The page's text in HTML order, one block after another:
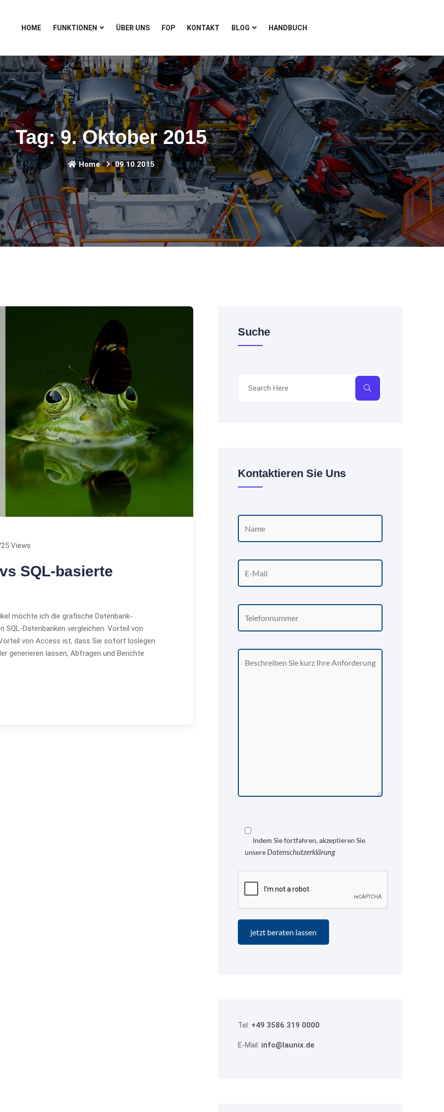
HOME FUNKTIONEN ÜBER UNS FOP KONTAKT BLOG HANDBUCH
Tag:9. Oktober 2015
Home 09.10.2015
Views
SQL-basierte
möchte ich die grafische Datenbank-
Datenbanken vergleichen. Vorteil von
von Access ist, dass Sie sofort loslegen
generieren lassen, Abfragen und Berichte
Suche
Kontaktieren Sie Uns
Indem Sie fortfahren, akzeptieren Sie
unsere Datenschutzerklärung
Tel: +49 3586 319 0000
E-Mail: info@launix.de